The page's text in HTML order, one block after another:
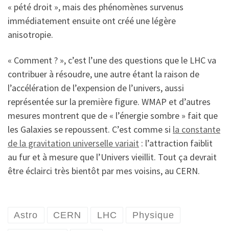
« pété droit », mais des phénomènes survenus
immédiatement ensuite ont créé une légère
anisotropie.
« Comment ? », c’est l’une des questions que le LHC va
contribuer à résoudre, une autre étant la raison de
l’accélération de l’expension de l’univers, aussi
représentée sur la première figure. WMAP et d’autres
mesures montrent que de « l’énergie sombre » fait que
les Galaxies se repoussent. C’est comme si la constante
de la gravitation universelle variait : l’attraction faiblit
au fur et à mesure que l’Univers vieillit. Tout ça devrait
être éclairci très bientôt par mes voisins, au CERN.
Astro CERN LHC Physique